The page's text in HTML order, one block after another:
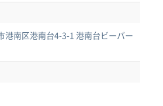
港南区港南台4-3-1 港南台ビーバー